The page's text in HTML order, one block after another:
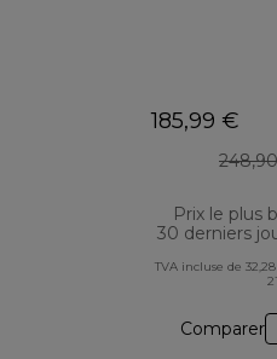
185,99 €
Prix le plus
30 derniers
TVA incluse de
Comparer